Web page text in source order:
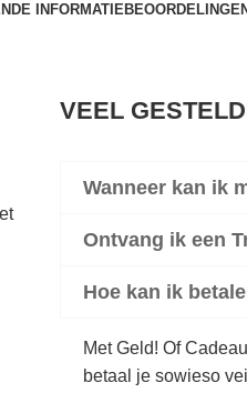
INFORMATIE
VEEL
Wanneer kan ik
Ontvang ik een
Hoe kan ik
Met Geld! Of
betaal je sowieso